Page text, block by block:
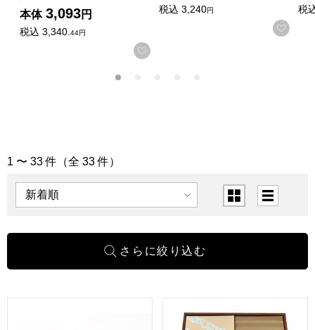
本体 3,093円
税込 3,340.44円
お気に入りに登録する
税込 3,240円
お気
税
「スイーツ」の商品一覧
1 〜 33 件（全 33 件）
表示順 表示切替